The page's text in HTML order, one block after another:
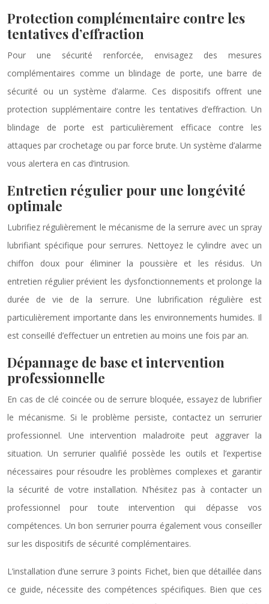
Protection complémentaire contre les
tentatives d’effraction
Pour une sécurité renforcée, envisagez des mesures
complémentaires comme un blindage de porte, une barre de
sécurité ou un système d’alarme. Ces dispositifs offrent une
protection supplémentaire contre les tentatives d’effraction. Un
blindage de porte est particulièrement efficace contre les
attaques par crochetage ou par force brute. Un système d’alarme
vous alertera en cas d’intrusion.
Entretien régulier pour une longévité
optimale
Lubrifiez régulièrement le mécanisme de la serrure avec un spray
lubrifiant spécifique pour serrures. Nettoyez le cylindre avec un
chiffon doux pour éliminer la poussière et les résidus. Un
entretien régulier prévient les dysfonctionnements et prolonge la
durée de vie de la serrure. Une lubrification régulière est
particulièrement importante dans les environnements humides. Il
est conseillé d’effectuer un entretien au moins une fois par an.
Dépannage de base et intervention
professionnelle
En cas de clé coincée ou de serrure bloquée, essayez de lubrifier
le mécanisme. Si le problème persiste, contactez un serrurier
professionnel. Une intervention maladroite peut aggraver la
situation. Un serrurier qualifié possède les outils et l’expertise
nécessaires pour résoudre les problèmes complexes et garantir
la sécurité de votre installation. N’hésitez pas à contacter un
professionnel pour toute intervention qui dépasse vos
compétences. Un bon serrurier pourra également vous conseiller
sur les dispositifs de sécurité complémentaires.
L’installation d’une serrure 3 points Fichet, bien que détaillée dans
ce guide, nécessite des compétences spécifiques. Bien que ces